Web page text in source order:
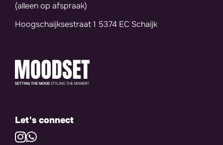
(alleen op afspraak)
Hoogschaijksestraat 1 5374 EC Schaijk
Let's connect